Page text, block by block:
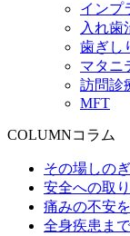
インプ
入れ歯
歯ぎし
マタニ
訪問診
MFT
COLUMNコラム
その場しの
安全への取
痛みの不安
全身疾患ま